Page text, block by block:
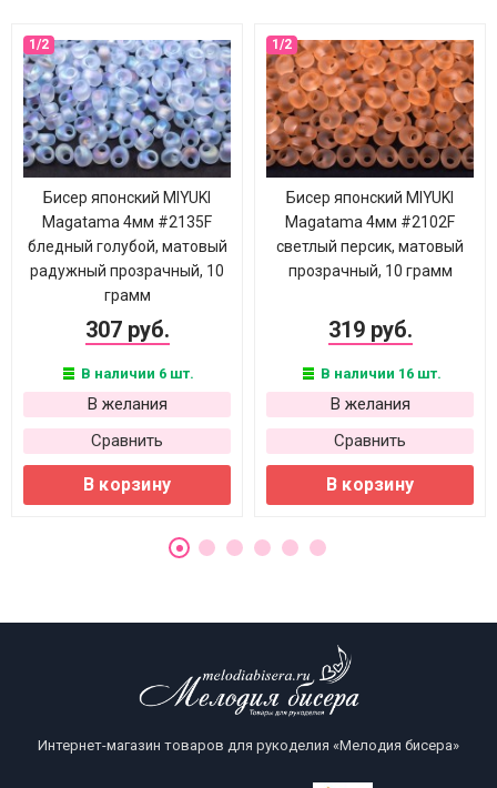
Бисер японский MIYUKI
Magatama 4мм #2135F
бледный голубой, матовый
радужный прозрачный, 10
грамм
307 руб.
В наличии 6 шт.
В желания
Сравнить
В корзину
Бисер японский MIYUKI
Magatama 4мм #2102F
светлый персик, матовый
прозрачный, 10 грамм
319 руб.
В наличии 16 шт.
В желания
Сравнить
В корзину
Интернет-магазин товаров для рукоделия «Мелодия бисера»